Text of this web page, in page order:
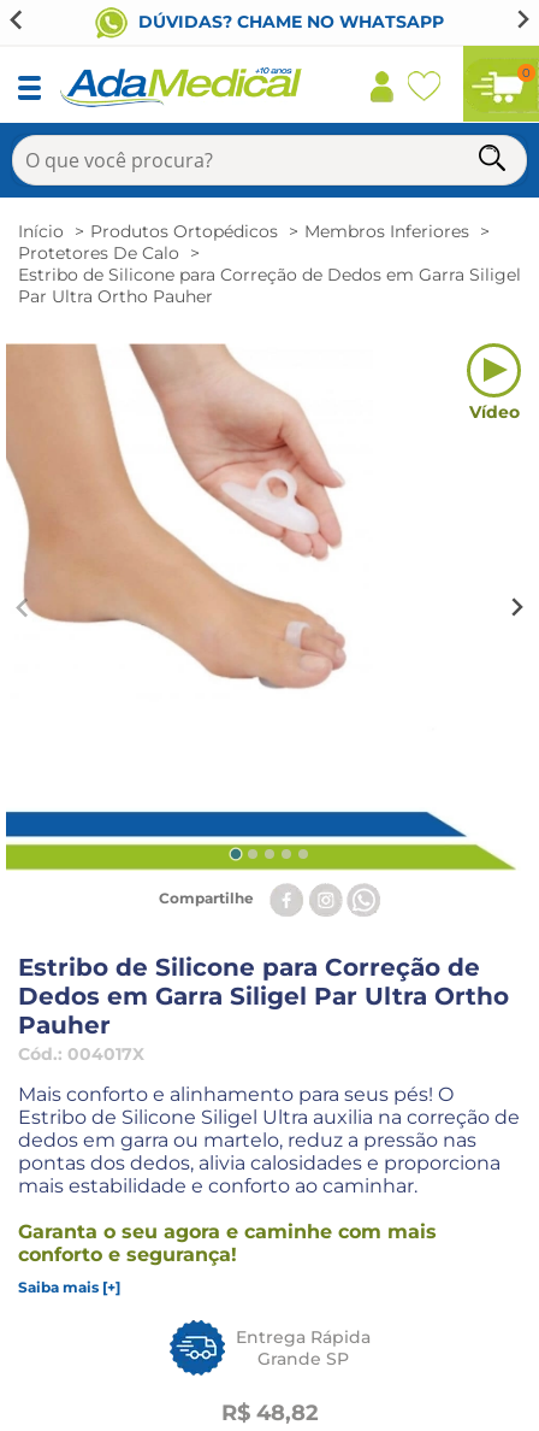
DÚVIDAS? CHAME NO WHATSAPP
0
Início Produtos Ortopédicos
Membros Inferiores
Protetores De Calo
Estribo de Silicone para Correção de Dedos em Garra Siligel
Par Ultra Ortho Pauher
Vídeo
Compartilhe
Estribo de Silicone para Correção de
Dedos em Garra Siligel Par Ultra Ortho
Pauher
Cód.: 004017X
Mais conforto e alinhamento para seus pés! O
Estribo de Silicone Siligel Ultra auxilia na correção de
dedos em garra ou martelo, reduz a pressão nas
pontas dos dedos, alivia calosidades e proporciona
mais estabilidade e conforto ao caminhar.
Garanta o seu agora e caminhe com mais
conforto e segurança!
Saiba mais [+]
Entrega Rápida
Grande SP
R$ 48,82